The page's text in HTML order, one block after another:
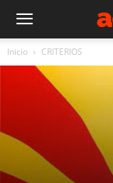
Inicio CRITERIOS